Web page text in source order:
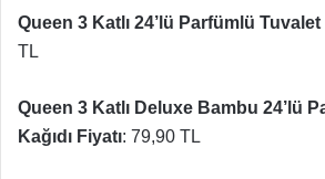
Queen 3 Katlı 24’lü Parfümlü Tuvalet
TL
Queen 3 Katlı Deluxe Bambu 24’lü
Kağıdı Fiyatı: 79,90 TL